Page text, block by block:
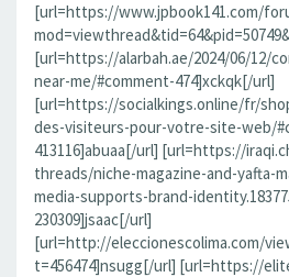
[url=https://www.jpbook141.com/
[url=https://alarbah.ae/2024/06/12/
near-me/#comment-474]xckqk[/url]
[url=https://socialkings.online/fr/
des-visiteurs-pour-votre-site-web/
413116]abuaa[/url] [url=https://
threads/niche-magazine-and-yafta-
media-supports-brand-
230309]jsaac[/url]
[url=http://eleccionescolima.com/
t=456474]nsugg[/url] [url=https://